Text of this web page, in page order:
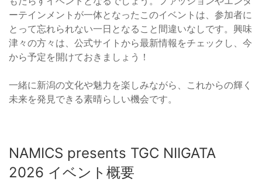
ーテインメントが一体となったこのイベントは、参加者に
とって忘れられない一日となること間違いなしです。興味
津々の方々は、公式サイトから最新情報をチェックし、今
から予定を開けておきましょう！
一緒に新潟の文化や魅力を楽しみながら、これからの輝く
未来を発見できる素晴らしい機会です。
NAMICS presents TGC NIIGATA
2026 イベント概要